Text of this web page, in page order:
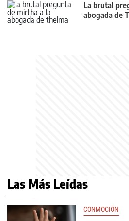
La brutal
abogada de
Las Más Leídas
CONMOCIÓN